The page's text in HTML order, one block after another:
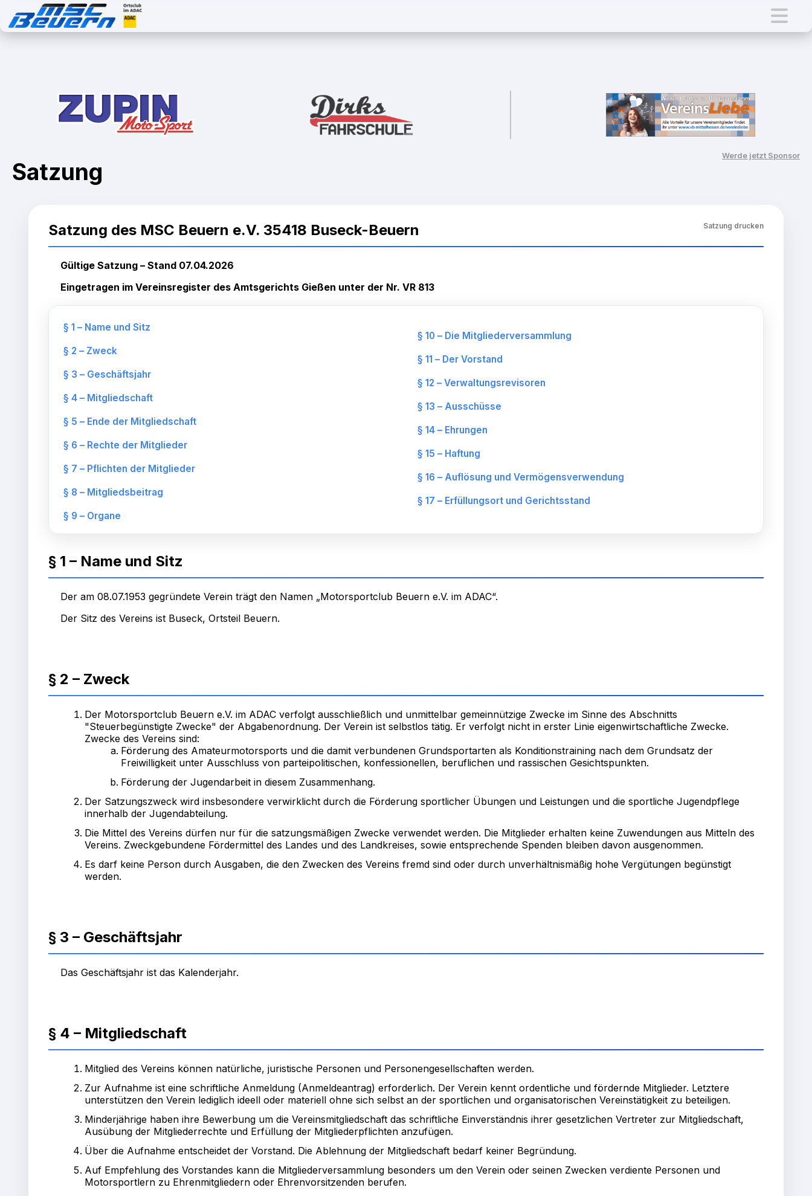
Satzung
Werde jetzt Sponsor
Satzung des MSC Beuern e.V. 35418 Buseck-Beuern Satzung drucken
Gültige Satzung – Stand 07.04.2026
Eingetragen im Vereinsregister des Amtsgerichts Gießen unter der Nr. VR 813
§ 1 – Name und Sitz
§ 2 – Zweck
§ 3 – Geschäftsjahr
§ 4 – Mitgliedschaft
§ 5 – Ende der Mitgliedschaft
§ 6 – Rechte der Mitglieder
§ 7 – Pflichten der Mitglieder
§ 8 – Mitgliedsbeitrag
§ 9 – Organe
§ 10 – Die Mitgliederversammlung
§ 11 – Der Vorstand
§ 12 – Verwaltungsrevisoren
§ 13 – Ausschüsse
§ 14 – Ehrungen
§ 15 – Haftung
§ 16 – Auflösung und Vermögensverwendung
§ 17 – Erfüllungsort und Gerichtsstand
§ 1 – Name und Sitz
Der am 08.07.1953 gegründete Verein trägt den Namen „Motorsportclub Beuern e.V. im ADAC“.
Der Sitz des Vereins ist Buseck, Ortsteil Beuern.
§ 2 – Zweck
Der Motorsportclub Beuern e.V. im ADAC verfolgt ausschließlich und unmittelbar gemeinnützige Zwecke im Sinne des Abschnitts
"Steuerbegünstigte Zwecke" der Abgabenordnung. Der Verein ist selbstlos tätig. Er verfolgt nicht in erster Linie eigenwirtschaftliche Zwecke.
Zwecke des Vereins sind:
Förderung des Amateurmotorsports und die damit verbundenen Grundsportarten als Konditionstraining nach dem Grundsatz der
Freiwilligkeit unter Ausschluss von parteipolitischen, konfessionellen, beruflichen und rassischen Gesichtspunkten.
Förderung der Jugendarbeit in diesem Zusammenhang.
Der Satzungszweck wird insbesondere verwirklicht durch die Förderung sportlicher Übungen und Leistungen und die sportliche Jugendpflege
innerhalb der Jugendabteilung.
Die Mittel des Vereins dürfen nur für die satzungsmäßigen Zwecke verwendet werden. Die Mitglieder erhalten keine Zuwendungen aus Mitteln des
Vereins. Zweckgebundene Fördermittel des Landes und des Landkreises, sowie entsprechende Spenden bleiben davon ausgenommen.
Es darf keine Person durch Ausgaben, die den Zwecken des Vereins fremd sind oder durch unverhältnismäßig hohe Vergütungen begünstigt
werden.
§ 3 – Geschäftsjahr
Das Geschäftsjahr ist das Kalenderjahr.
§ 4 – Mitgliedschaft
Mitglied des Vereins können natürliche, juristische Personen und Personengesellschaften werden.
Zur Aufnahme ist eine schriftliche Anmeldung (Anmeldeantrag) erforderlich. Der Verein kennt ordentliche und fördernde Mitglieder. Letztere
unterstützen den Verein lediglich ideell oder materiell ohne sich selbst an der sportlichen und organisatorischen Vereinstätigkeit zu beteiligen.
Minderjährige haben ihre Bewerbung um die Vereinsmitgliedschaft das schriftliche Einverständnis ihrer gesetzlichen Vertreter zur Mitgliedschaft,
Ausübung der Mitgliederrechte und Erfüllung der Mitgliederpflichten anzufügen.
Über die Aufnahme entscheidet der Vorstand. Die Ablehnung der Mitgliedschaft bedarf keiner Begründung.
Auf Empfehlung des Vorstandes kann die Mitgliederversammlung besonders um den Verein oder seinen Zwecken verdiente Personen und
Motorsportlern zu Ehrenmitgliedern oder Ehrenvorsitzenden berufen.